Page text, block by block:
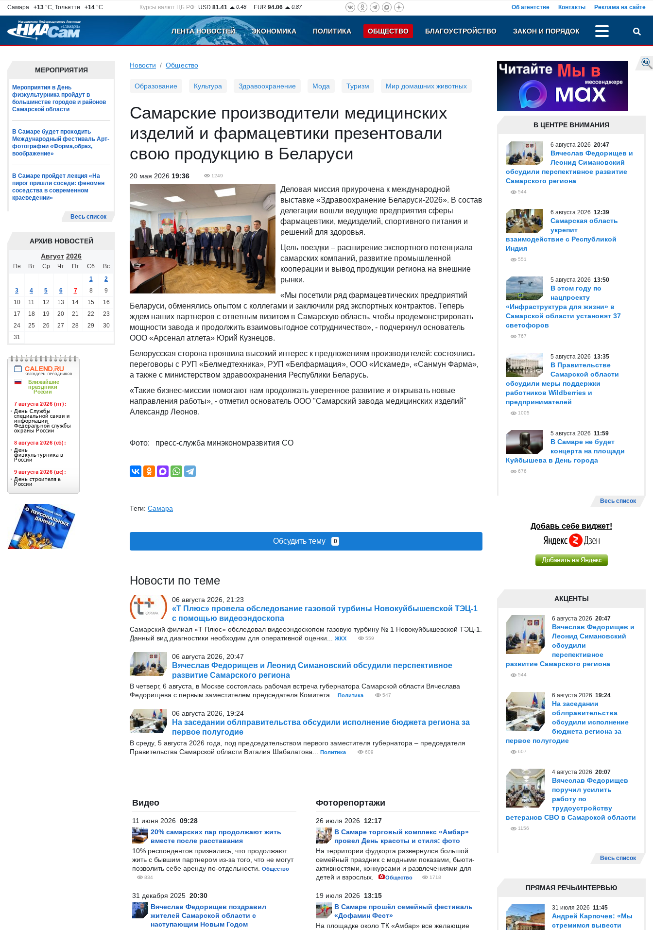
Самара +13 °C, Тольятти +14 °C Курсы валют ЦБ РФ: USD 81.41 0.48 EUR 94.06 0.87 Об агентстве Контакты Реклама на сайте
ЛЕНТА НОВОСТЕЙ ЭКОНОМИКА ПОЛИТИКА ОБЩЕСТВО БЛАГОУСТРОЙСТВО ЗАКОН И ПОРЯДОК
МЕРОПРИЯТИЯ
Мероприятия в День
физкультурника пройдут в
большинстве городов и районов
Самарской области
В Самаре будет проходить
Международный фестиваль Арт-
фотографии «Форма,образ,
воображение»
В Самаре пройдет лекция «На
пирог пришли соседи: феномен
соседства в современном
краеведении»
Весь список
АРХИВ НОВОСТЕЙ
Август 2026
Пн Вт Ср Чт Пт Сб
Вс
1
2
3
4 5 6 7 8
9
10
11 12 13 14 15
16
17
18 19 20 21 22
23
24
25 26 27 28 29
30
31
Новости Общество
Образование Культура Здравоохранение Мода Туризм Мир домашних животных
Самарские производители медицинских
изделий и фармацевтики презентовали
свою продукцию в Беларуси
20 мая 2026 19:36 1249
Деловая миссия приурочена к международной
выставке «Здравоохранение Беларуси-2026». В состав
делегации вошли ведущие предприятия сферы
фармацевтики, медизделий, спортивного питания и
решений для здоровья.
Цель поездки – расширение экспортного потенциала
самарских компаний, развитие промышленной
кооперации и вывод продукции региона на внешние
рынки.
«Мы посетили ряд фармацевтических предприятий
Беларуси, обменялись опытом с коллегами и заключили ряд экспортных контрактов. Теперь
ждем наших партнеров с ответным визитом в Самарскую область, чтобы продемонстрировать
мощности завода и продолжить взаимовыгодное сотрудничество», - подчеркнул основатель
ООО «Арсенал атлета» Юрий Кузнецов.
Белорусская сторона проявила высокий интерес к предложениям производителей: состоялись
переговоры с РУП «Белмедтехника», РУП «Белфармация», ООО «Искамед», «Санмун Фарма»,
а также с министерством здравоохранения Республики Беларусь.
«Такие бизнес-миссии помогают нам продолжать уверенное развитие и открывать новые
направления работы», - отметил основатель ООО "Самарский завода медицинских изделий"
Александр Леонов.
Фото: пресс-служба минэкономразвития СО
Теги: Самара
Обсудить тему 0
Новости по теме
06 августа 2026, 21:23
«Т Плюс» провела обследование газовой турбины Новокуйбышевской ТЭЦ-1
с помощью видеоэндоскопа
Самарский филиал «Т Плюс» обследовал видеоэндоскопом газовую турбину № 1 Новокуйбышевской ТЭЦ-1.
Данный вид диагностики необходим для оперативной оценки...
ЖКХ 559
06 августа 2026, 20:47
Вячеслав Федорищев и Леонид Симановский обсудили перспективное
развитие Самарского региона
В четверг, 6 августа, в Москве состоялась рабочая встреча губернатора Самарской области Вячеслава
Федорищева с первым заместителем председателя Комитета...
Политика 547
06 августа 2026, 19:24
На заседании облправительства обсудили исполнение бюджета региона за
первое полугодие
В среду, 5 августа 2026 года, под председательством первого заместителя губернатора – председателя
Правительства Самарской области Виталия Шабалатова...
Политика 609
Видео
11 июня 2026 09:28
20% самарских пар продолжают жить
вместе после расставания
10% респондентов признались, что продолжают
жить с бывшим партнером из-за того, что не могут
позволить себе аренду по-отдельности.
Общество
834
31 декабря 2025 20:30
Вячеслав Федорищев поздравил
жителей Самарской области с
наступающим Новым Годом
Фоторепортажи
26 июля 2026 12:17
В Самаре торговый комплекс «Амбар»
провел День красоты и стиля: фото
На территории фудкорта развернулся большой
семейный праздник с модными показами, бьюти-
активностями, конкурсами и развлечениями для
детей и взрослых.
Общество 1718
19 июля 2026 13:15
В Самаре прошёл семейный фестиваль
«Дофамин Фест»
На площадке около ТК «Амбар» все желающие
В ЦЕНТРЕ ВНИМАНИЯ
6 августа 2026 20:47
Вячеслав Федорищев и
Леонид Симановский
обсудили перспективное развитие
Самарского региона
544
6 августа 2026 12:39
Самарская область
укрепит
взаимодействие с Республикой
Индия
551
5 августа 2026 13:50
В этом году по
нацпроекту
«Инфраструктура для жизни» в
Самарской области установят 37
светофоров
767
5 августа 2026 13:35
В Правительстве
Самарской области
обсудили меры поддержки
работников Wildberries и
предпринимателей
1005
5 августа 2026 11:59
В Самаре не будет
концерта на площади
Куйбышева в День города
676
Весь список
Добавь себе виджет!
АКЦЕНТЫ
6 августа 2026 20:47
Вячеслав Федорищев и
Леонид Симановский
обсудили
перспективное
развитие Самарского региона
544
6 августа 2026 19:24
На заседании
облправительства
обсудили исполнение
бюджета региона за
первое полугодие
607
4 августа 2026 20:07
Вячеслав Федорищев
поручил усилить
работу по
трудоустройству
ветеранов СВО в Самарской области
1156
Весь список
ПРЯМАЯ РЕЧЬ/ИНТЕРВЬЮ
31 июля 2026 11:45
Андрей Карпочев: «Мы
стремимся вывести